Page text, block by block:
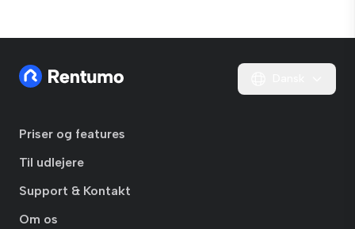
Priser og features
Til udlejere
Support & Kontakt
Om os